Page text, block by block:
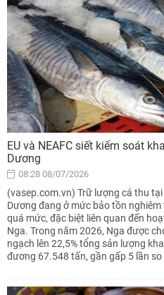
EU và NEAFC siết kiểm soát
Dương
08:28 08/07/2026
(vasep.com.vn) Trữ lượng cá thu
Dương đang ở mức bảo tồn
quá mức, đặc biệt liên quan đến
Nga. Trong năm 2026, Nga được
ngạch lên 22,5% tổng sản lượng
đương 67.548 tấn, gần gấp 5 lần